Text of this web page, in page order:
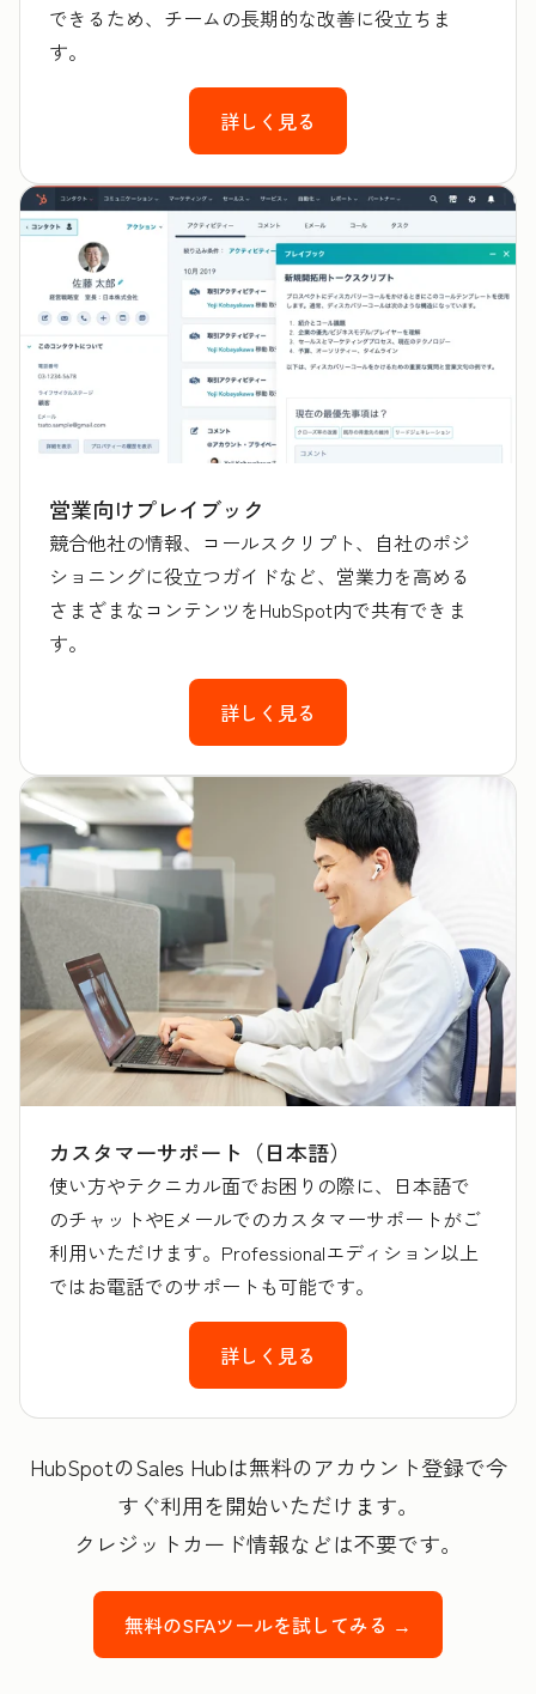
できるため、チームの長期的な改善に役立ちま
す。
詳しく見る
営業向けプレイブック
競合他社の情報、コールスクリプト、自社のポジ
ショニングに役立つガイドなど、営業力を高める
さまざまなコンテンツをHubSpot内で共有できま
す。
詳しく見る
カスタマーサポート（日本語）
使い方やテクニカル面でお困りの際に、日本語で
のチャットやEメールでのカスタマーサポートがご
利用いただけます。Professionalエディション以上
ではお電話でのサポートも可能です。
詳しく見る
HubSpotのSales Hubは無料のアカウント登録で今
すぐ利用を開始いただけます。
クレジットカード情報などは不要です。
無料のSFAツールを試してみる →